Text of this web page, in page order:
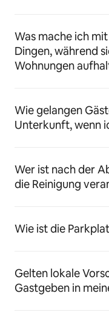
Was mache ich
Dingen, während
Wohnungen
Wie gelangen
Unterkunft, wenn
Wer ist nach der
die Reinigung
Wie ist die
Gelten lokale
Gastgeben in